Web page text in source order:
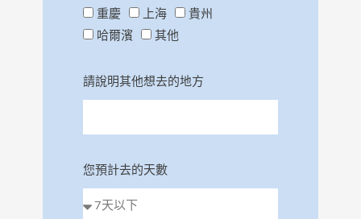
重慶
上海
貴州
哈爾濱
其他
請說明其他想去的地方
您預計去的天數